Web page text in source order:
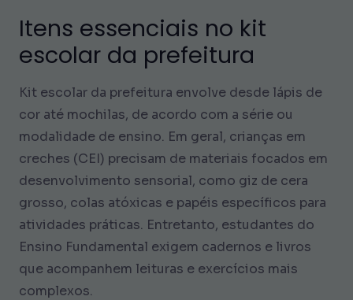
Itens essenciais no kit
escolar da prefeitura
Kit escolar da prefeitura envolve desde lápis de
cor até mochilas, de acordo com a série ou
modalidade de ensino. Em geral, crianças em
creches (CEI) precisam de materiais focados em
desenvolvimento sensorial, como giz de cera
grosso, colas atóxicas e papéis específicos para
atividades práticas. Entretanto, estudantes do
Ensino Fundamental exigem cadernos e livros
que acompanhem leituras e exercícios mais
complexos.